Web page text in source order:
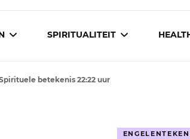
SPIRITUALITEIT
betekenis 22:22 uur